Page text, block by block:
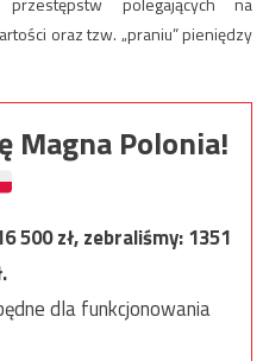
oraz tzw. „praniu” pieniędzy
Magna Polonia!
500zł, zebraliśmy:1351
dla funkcjonowania